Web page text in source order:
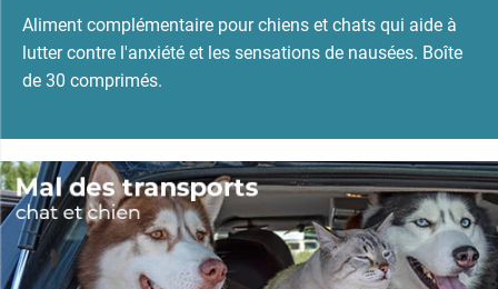
Aliment complémentaire pour chiens et chats qui aide à
lutter contre l'anxiété et les sensations de nausées. Boîte
de 30 comprimés.